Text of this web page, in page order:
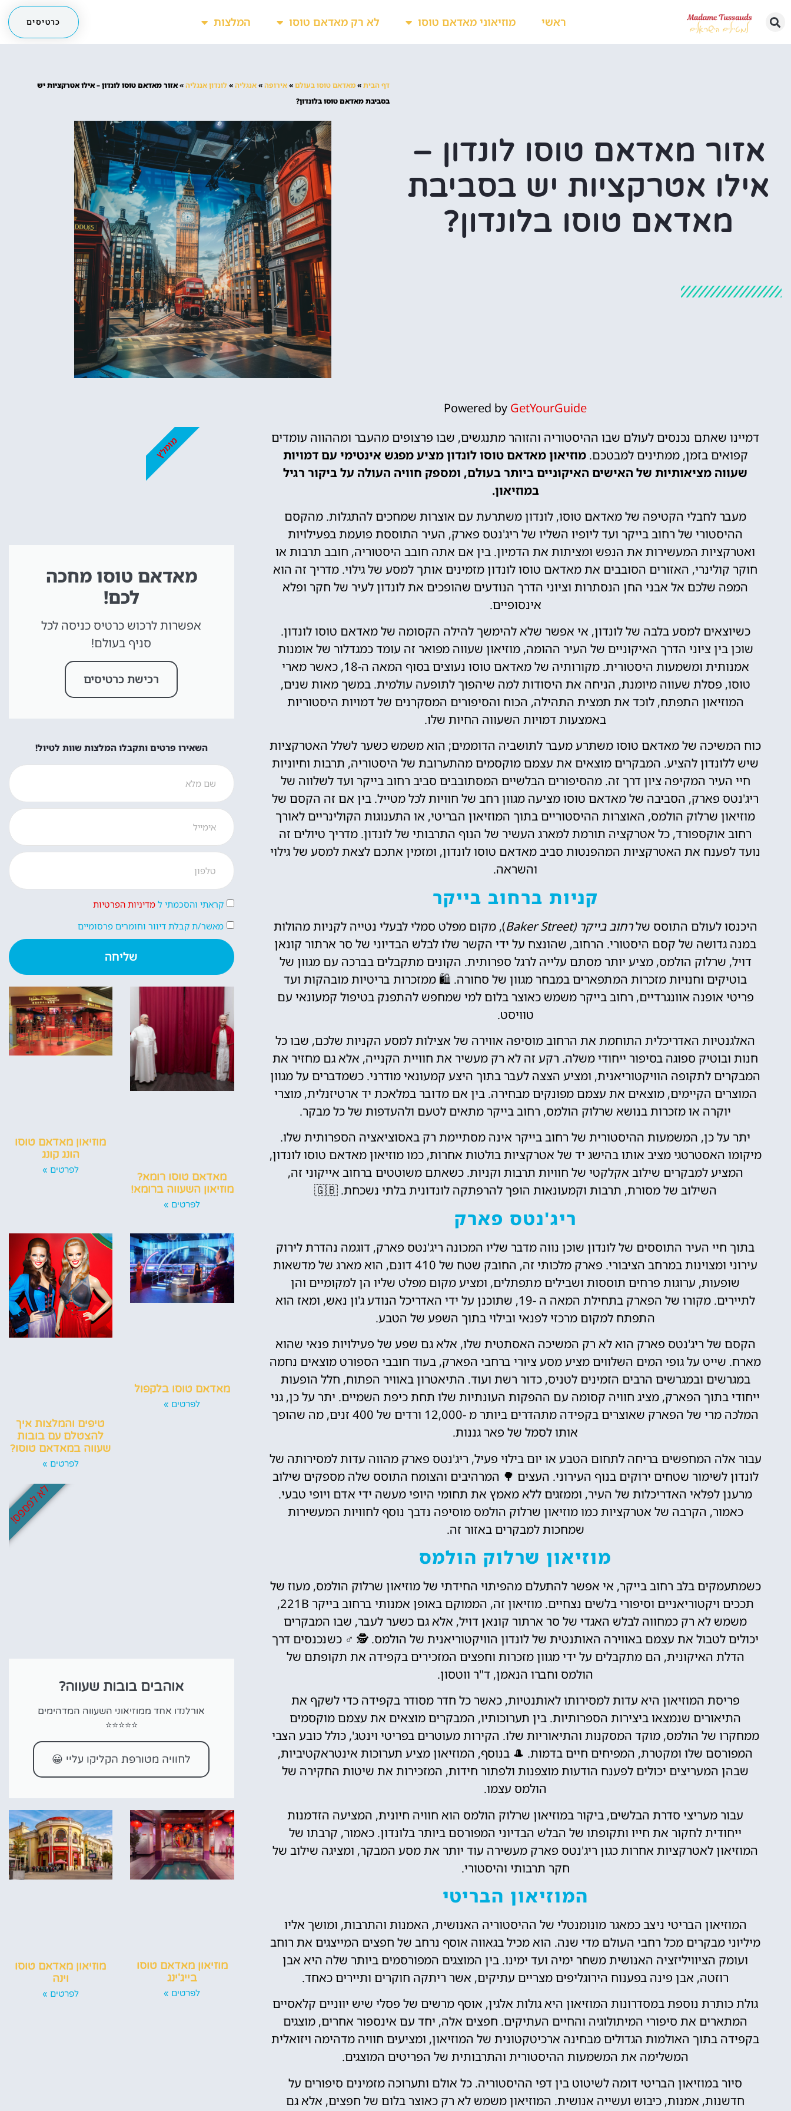
ראשי מוזיאוני מאדאם טוסו לא רק מאדאם טוסו המלצות כרטיסים
אזור מאדאם טוסו לונדון –
אילו אטרקציות יש בסביבת
מאדאם טוסו בלונדון?
דף הבית»מאדאם טוסו בעולם»אירופה»אנגליה»לונדון אנגליה»אזור מאדאם טוסו לונדון – אילו אטרקציות יש
בסביבת מאדאם טוסו בלונדון?
Powered by GetYourGuide
דמיינו שאתם נכנסים לעולם שבו ההיסטוריה והזוהר מתנגשים, שבו פרצופים מהעבר ומההווה עומדים
קפואים בזמן, ממתינים למבטכם.מוזיאון מאדאם טוסו לונדון מציע מפגש אינטימי עם דמויות
שעווה מציאותיות של האישים האיקוניים ביותר בעולם, ומספק חוויה העולה על ביקור רגיל
במוזיאון.
מעבר לחבלי הקטיפה של מאדאם טוסו, לונדון משתרעת עם אוצרות שמחכים להתגלות. מהקסם
ההיסטורי של רחוב בייקר ועד ליופיו השליו של ריג'נטס פארק, העיר התוססת פועמת בפעילויות
ואטרקציות המעשירות את הנפש ומציתות את הדמיון. בין אם אתה חובב היסטוריה, חובב תרבות או
חוקר קולינרי, האזורים הסובבים את מאדאם טוסו לונדון מזמינים אותך למסע של גילוי. מדריך זה הוא
המפה שלכם אל אבני החן הנסתרות וציוני הדרך הנודעים שהופכים את לונדון לעיר של חקר ופלא
אינסופיים.
כשיוצאים למסע בלבה של לונדון, אי אפשר שלא להימשך להילה הקסומה של מאדאם טוסו לונדון.
שוכן בין ציוני הדרך האיקוניים של העיר ההומה, מוזיאון שעווה מפואר זה עומד כמגדלור של אומנות
אמנותית ומשמעות היסטורית. מקורותיה של מאדאם טוסו נעוצים בסוף המאה ה-18, כאשר מארי
טוסו, פסלת שעווה מיומנת, הניחה את היסודות למה שיהפוך לתופעה עולמית. במשך מאות שנים,
המוזיאון התפתח, לוכד את תמצית התהילה, הכוח והסיפורים המסקרנים של דמויות היסטוריות
באמצעות דמויות השעווה החיות שלו.
כוח המשיכה של מאדאם טוסו משתרע מעבר לתושביה הדוממים; הוא משמש כשער לשלל האטרקציות
שיש ללונדון להציע. המבקרים מוצאים את עצמם מוקסמים מהתערובת של היסטוריה, תרבות וחיוניות
חיי העיר המקיפה ציון דרך זה. מהסיפורים הבלשיים המסתובבים סביב רחוב בייקר ועד לשלווה של
ריג'נטס פארק, הסביבה של מאדאם טוסו מציעה מגוון רחב של חוויות לכל מטייל. בין אם זה הקסם של
מוזיאון שרלוק הולמס, האוצרות ההיסטוריים בתוך המוזיאון הבריטי, או התענוגות הקולינריים לאורך
רחוב אוקספורד, כל אטרקציה תורמת למארג העשיר של הנוף התרבותי של לונדון. מדריך טיולים זה
נועד לפענח את האטרקציות המהפנטות סביב מאדאם טוסו לונדון, ומזמין אתכם לצאת למסע של גילוי
והשראה.
קניות ברחוב בייקר
היכנסו לעולם התוסס שלרחוב בייקר (Baker Street
), מקום מפלט סמלי לבעלי נטייה לקניות מהולות
במנה גדושה של קסם היסטורי. הרחוב, שהונצח על ידי הקשר שלו לבלש הבדיוני של סר ארתור קונאן
דויל, שרלוק הולמס, מציע יותר מסתם עלייה לרגל ספרותית. הקונים מתקבלים בברכה עם מגוון של
בוטיקים וחנויות מזכרות המתפארים במבחר מגוון של סחורה. 🛍️ ממזכרות בריטיות מובהקות ועד
פריטי אופנה אוונגרדיים, רחוב בייקר משמש כאוצר בלום למי שמחפש להתפנק בטיפול קמעונאי עם
טוויסט.
האלגנטיות האדריכלית התוחמת את הרחוב מוסיפה אווירה של אצילות למסע הקניות שלכם, שבו כל
חנות ובוטיק ספוגה בסיפור ייחודי משלה. רקע זה לא רק מעשיר את חוויית הקנייה, אלא גם מחזיר את
המבקרים לתקופה הוויקטוריאנית, ומציע הצצה לעבר בתוך היצע קמעונאי מודרני. כשמדברים על מגוון
המוצרים הקיימים, מוצאים את עצמם מפונקים מבחירה. בין אם מדובר במלאכת יד ארטיזנלית, מוצרי
יוקרה או מזכרות בנושא שרלוק הולמס, רחוב בייקר מתאים לטעם ולהעדפות של כל מבקר.
יתר על כן, המשמעות ההיסטורית של רחוב בייקר אינה מסתיימת רק באסוציאציה הספרותית שלו.
מיקומו האסטרטגי מציב אותו בהישג יד של אטרקציות בולטות אחרות, כמו מוזיאון מאדאם טוסו לונדון,
המציע למבקרים שילוב אקלקטי של חוויות תרבות וקניות. כשאתם משוטטים ברחוב אייקוני זה,
השילוב של מסורת, תרבות וקמעונאות הופך להרפתקה לונדונית בלתי נשכחת. 🇬🇧
ריג'נטס פארק
בתוך חיי העיר התוססים של לונדון שוכן נווה מדבר שליו המכונה ריג'נטס פארק, דוגמה נהדרת לירוק
עירוני ומצוינות במרחב הציבורי. פארק מלכותי זה, החובק שטח של 410 דונם, הוא מארג של מדשאות
שופעות, ערוגות פרחים תוססות ושבילים מתפתלים, ומציע מקום מפלט שליו הן למקומיים והן
לתיירים. מקורו של הפארק בתחילת המאה ה -19, שתוכנן על ידי האדריכל הנודע ג'ון נאש, ומאז הוא
התפתח למקום מרכזי לפנאי ובילוי בתוך השפע של הטבע.
הקסם של ריג'נטס פארק הוא לא רק המשיכה האסתטית שלו, אלא גם שפע של פעילויות פנאי שהוא
מארח. שייט על גופי המים השלווים מציע מסע ציורי ברחבי הפארק, בעוד חובבי הספורט מוצאים נחמה
במגרשים ובמגרשים הרבים הזמינים לטניס, כדור רשת ועוד. התיאטרון באוויר הפתוח, חלל הופעות
ייחודי בתוך הפארק, מציג חוויה קסומה עם ההפקות העונתיות שלו תחת כיפת השמיים. יתר על כן, גני
המלכה מרי של הפארק שאוצרים בקפידה מתהדרים ביותר מ -12,000 ורדים של 400 זנים, מה שהופך
אותו לסמל של פאר גננות.
עבור אלה המחפשים בריחה לתחום הטבע או יום בילוי פעיל, ריג'נטס פארק מהווה עדות למסירותה של
לונדון לשימור שטחים ירוקים בנוף העירוני. העצים 🌳 המרהיבים והצומח התוסס שלה מספקים שילוב
מרענן לפלאי האדריכלות של העיר, וממזגים ללא מאמץ את תחומי היופי מעשה ידי אדם ויופי טבעי.
כאמור, הקרבה של אטרקציות כמו מוזיאון שרלוק הולמס מוסיפה נדבך נוסף לחוויות המעשירות
שמחכות למבקרים באזור זה.
מוזיאון שרלוק הולמס
כשמתעמקים בלב רחוב בייקר, אי אפשר להתעלם מהפיתוי החידתי של מוזיאון שרלוק הולמס, מעוז של
תככים ויקטוריאניים וסיפורי בלשים נצחיים. מוזיאון זה, הממוקם באופן אמנותי ברחוב בייקר 221B,
משמש לא רק כמחווה לבלש האגדי של סר ארתור קונאן דויל, אלא גם כשער לעבר, שבו המבקרים
יכולים לטבול את עצמם באווירה האותנטית של לונדון הוויקטוריאנית של הולמס. 🕵️ ♂️ כשנכנסים דרך
הדלת האיקונית, הם מתקבלים על ידי מגוון מזכרות וחפצים המזכירים בקפידה את תקופתם של
הולמס וחברו הנאמן, ד"ר ווטסון.
פריסת המוזיאון היא עדות למסירותו לאותנטיות, כאשר כל חדר מסודר בקפידה כדי לשקף את
התיאורים שנמצאו ביצירות הספרותיות. בין תערוכותיו, המבקרים מוצאים את עצמם מוקסמים
ממחקרו של הולמס, מוקד המסקנות והתיאוריות שלו. הקירות מעוטרים בפריטי וינטג', כולל כובע הצבי
המפורסם שלו ומקטרת, המפיחים חיים בדמות. 🎩 בנוסף, המוזיאון מציע תערוכות אינטראקטיביות,
שבהן המעריצים יכולים לפענח הודעות מוצפנות ולפתור חידות, המזכירות את שיטות החקירה של
הולמס עצמו.
עבור מעריצי סדרת הבלשים, ביקור במוזיאון שרלוק הולמס הוא חוויה חיונית, המציעה הזדמנות
ייחודית לחקור את חייו ותקופתו של הבלש הבדיוני המפורסם ביותר בלונדון. כאמור, קרבתו של
המוזיאון לאטרקציות אחרות כגון ריג'נטס פארק מעשירה עוד יותר את מסע המבקר, ומציגה שילוב של
חקר תרבותי והיסטורי.
המוזיאון הבריטי
המוזיאון הבריטי ניצב כמאגר מונומנטלי של ההיסטוריה האנושית, האמנות והתרבות, ומושך אליו
מיליוני מבקרים מכל רחבי העולם מדי שנה. הוא מכיל בגאווה אוסף נרחב של חפצים המייצגים את רוחב
ועומק הציוויליזציה האנושית משחר ימיה ועד ימינו. בין המוצגים המפורסמים ביותר שלה היא אבן
רוזטה, אבן פינה בפענוח הירוגליפים מצריים עתיקים, אשר ריתקה חוקרים ותיירים כאחד.
גולת כותרת נוספת במסדרונות המוזיאון היא גולות אלגין, אוסף מרשים של פסלי שיש יווניים קלאסיים
המתארים את סיפורי המיתולוגיה והחיים העתיקים. חפצים אלה, יחד עם אינספור אחרים, מוצגים
בקפידה בתוך האולמות הגדולים מבחינה ארכיטקטונית של המוזיאון, ומציעים חוויה מדהימה ויזואלית
המשלימה את המשמעות ההיסטורית והתרבותית של הפריטים המוצגים.
סיור במוזיאון הבריטי דומה לשיטוט בין דפי ההיסטוריה. כל אולם ותערוכה מזמינים סיפורים על
חדשנות, אמנות, כיבוש ועשייה אנושית. המוזיאון משמש לא רק כאוצר בלום של חפצים, אלא גם
מאדאם טוסו מחכה
לכם!
אפשרות לרכוש כרטיס כניסה לכל
סניף בעולם!
רכישת כרטיסים
מומלץ
השאירו פרטים ותקבלו המלצות שוות לטיול!
קראתי והסכמתי למדיניות הפרטיות
מאשר/ת קבלת דיוור וחומרים פרסומיים
שליחה
מאדאם טוסו רומא?
מוזיאון השעווה ברומא!
לפרטים »
מוזיאון מאדאם טוסו
הונג קונג
לפרטים »
מאדאם טוסו בלקפול
לפרטים »
טיפים והמלצות איך
להצטלם עם בובות
שעווה במאדאם טוסו?
לפרטים »
אוהבים בובות שעווה?
אורלנדו אחד ממוזיאוני השעווה המדהימים
⭐⭐⭐⭐⭐
לחוויה מטורפת הקליקו עליי 😀
לא לפספס!
מוזיאון מאדאם טוסו
בייג'ינג
לפרטים »
מוזיאון מאדאם טוסו
וינה
לפרטים »